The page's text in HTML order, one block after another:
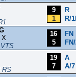
9
R
1
R/
X
16
FN
5
RS
19
A
7
A/7